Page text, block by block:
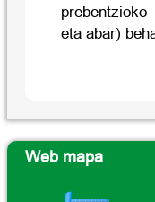
eta abar)
Web mapa